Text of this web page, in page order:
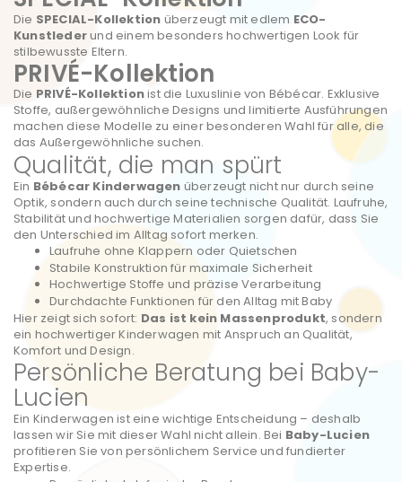
Die SPECIAL-Kollektion überzeugt mit edlem ECO-
Kunstlederund einem besonders hochwertigen Look für
stilbewusste Eltern.
PRIVÉ-Kollektion
Die PRIVÉ-Kollektionist die Luxuslinie von Bébécar. Exklusive
Stoffe, außergewöhnliche Designs und limitierte Ausführungen
machen diese Modelle zu einer besonderen Wahl für alle, die
das Außergewöhnliche suchen.
Qualität, die man spürt
Ein Bébécar Kinderwagen überzeugt nicht nur durch seine
Optik, sondern auch durch seine technische Qualität. Laufruhe,
Stabilität und hochwertige Materialien sorgen dafür, dass Sie
den Unterschied im Alltag sofort merken.
Laufruhe ohne Klappern oder Quietschen
Stabile Konstruktion für maximale Sicherheit
Hochwertige Stoffe und präzise Verarbeitung
Durchdachte Funktionen für den Alltag mit Baby
Hier zeigt sich sofort: Das ist kein Massenprodukt, sondern
ein hochwertiger Kinderwagen mit Anspruch an Qualität,
Komfort und Design.
Persönliche Beratung bei Baby-
Lucien
Ein Kinderwagen ist eine wichtige Entscheidung – deshalb
lassen wir Sie mit dieser Wahl nicht allein. Bei Baby-Lucien
profitieren Sie von persönlichem Service und fundierter
Expertise.